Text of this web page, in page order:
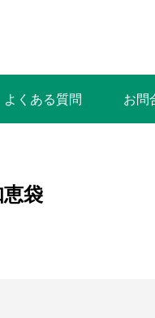
よくある質問 お問
袋